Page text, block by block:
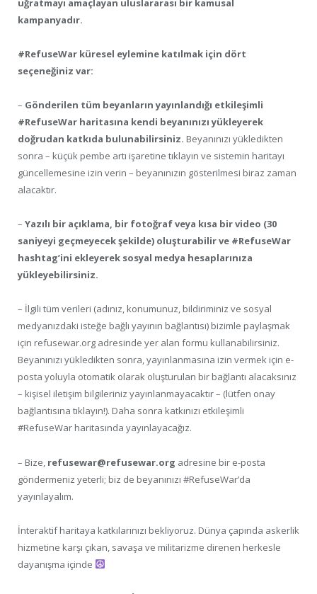
uğratmayı amaçlayan uluslararası bir kamusal
kampanyadır.
#RefuseWar küresel eylemine katılmak için dört
seçeneğiniz var:
– Gönderilen tüm beyanların yayınlandığı etkileşimli
#RefuseWar haritasına kendi beyanınızı yükleyerek
doğrudan katkıda bulunabilirsiniz. Beyanınızı yükledikten
sonra – küçük pembe artı işaretine tıklayın ve sistemin haritayı
güncellemesine izin verin – beyanınızın gösterilmesi biraz zaman
alacaktır.
– Yazılı bir açıklama, bir fotoğraf veya kısa bir video (30
saniyeyi geçmeyecek şekilde) oluşturabilir ve #RefuseWar
hashtag’ini ekleyerek sosyal medya hesaplarınıza
yükleyebilirsiniz.
– İlgili tüm verileri (adınız, konumunuz, bildiriminiz ve sosyal
medyanızdaki isteğe bağlı yayının bağlantısı) bizimle paylaşmak
için refusewar.org adresinde yer alan formu kullanabilirsiniz.
Beyanınızı yükledikten sonra, yayınlanmasına izin vermek için e-
posta yoluyla otomatik olarak oluşturulan bir bağlantı alacaksınız
– kişisel iletişim bilgileriniz yayınlanmayacaktır – (lütfen onay
bağlantısına tıklayın!). Daha sonra katkınızı etkileşimli
#RefuseWar haritasında yayınlayacağız.
– Bize, refusewar@refusewar.org adresine bir e-posta
göndermeniz yeterli; biz de beyanınızı #RefuseWar’da
yayınlayalım.
İnteraktif haritaya katkılarınızı bekliyoruz. Dünya çapında askerlik
hizmetine karşı çıkan, savaşa ve militarizme direnen herkesle
dayanışma içinde